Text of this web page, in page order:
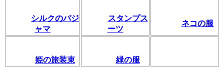
シルクのパジ
ャマ
スタンプス
ーツ
ネコの服
姫の旅装束 緑の服